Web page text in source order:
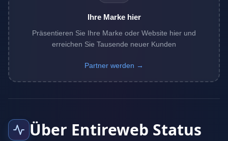
Ihre Marke hier
Präsentieren Sie Ihre Marke oder Website hier und
erreichen Sie Tausende neuer Kunden
Partner werden →
Über Entireweb Status